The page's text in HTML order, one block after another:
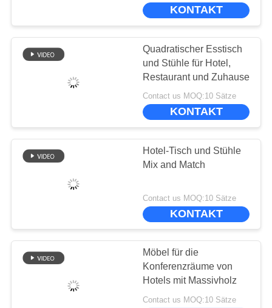
WERKSBESICHTIGUNG
QUALITÄTSKONTROLLE
UM
EIN
ANGEBOT
DATENSCHUTZ-
BESTIMMUNGEN
KONTAKT
Quadratischer Esstisch
und Stühle für Hotel,
Restaurant und Zuhause
Contact us MOQ:10 Sätze
KONTAKT
Hotel-Tisch und Stühle
Mix and Match
Contact us MOQ:10 Sätze
KONTAKT
Möbel für die
Konferenzräume von
Hotels mit Massivholz
Contact us MOQ:10 Sätze